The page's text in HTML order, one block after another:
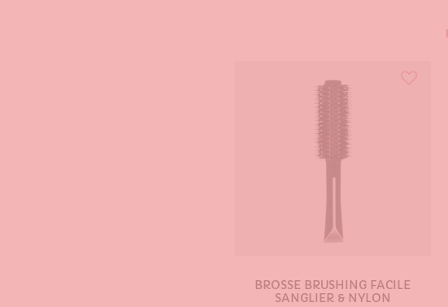
BROSSE BRUSHING FACILE
SANGLIER & NYLON